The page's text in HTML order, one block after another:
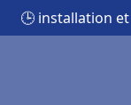
🕒 installation